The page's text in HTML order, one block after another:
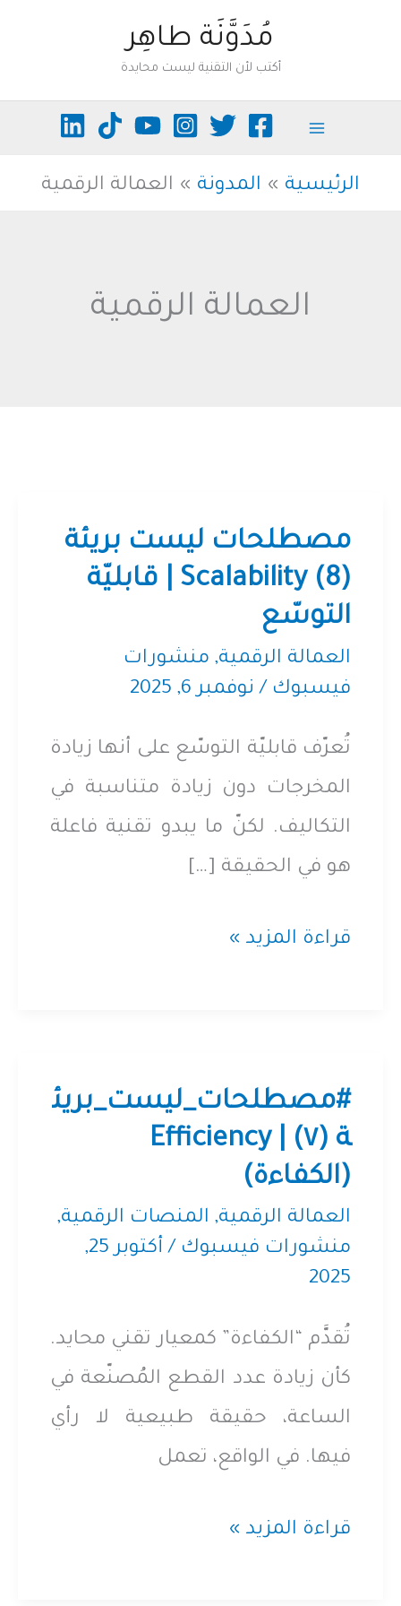
المحتوى
مُدَوَّنَة طاهِر
أكتب لأن التقنية ليست محايدة
الرئيسية المدونة العمالة الرقمية
العمالة الرقمية
مصطلحات ليست بريئة
(8) Scalability | قابليّة
التوسّع
العمالة الرقمية, منشورات
فيسبوك / نوفمبر 6, 2025
تُعرّف قابليّة التوسّع على أنها زيادة
المخرجات دون زيادة متناسبة في
التكاليف. لكنّ ما يبدو تقنية فاعلة
هو في الحقيقة […]
مصطلحات
Scalability
|
قابليّة
التوسّع
قراءة المزيد »
#مصطلحات_ليست_بريئ
ة (٧) | Efficiency
(الكفاءة)
العمالة الرقمية, المنصات الرقمية,
منشورات فيسبوك /
أكتوبر 25,
2025
تُقدَّم “الكفاءة” كمعيار تقني محايد.
كأن زيادة عدد القطع المُصنّعة في
الساعة، حقيقة طبيعية لا رأي
فيها. في الواقع، تعمل
#مصطلحات_ليست_بريئة
قراءة المزيد »